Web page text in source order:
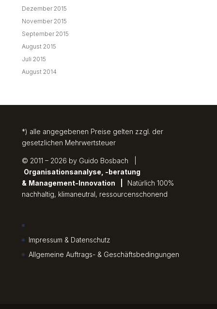
Dezember 2015
November 2015
September 2015
August 2015
Juli 2015
August 2014
*) alle angegebenen Preise gelten zzgl. der
gesetzlichen Mehrwertsteuer
© 2011 – 2026 by Guido Bosbach |
Organisationsanalyse, -beratung
& Management-Innovation
Natürlich 100%
nachhaltig, klimaneutral, ressourcenschonend
Impressum & Datenschutz
Allgemeine Auftrags- & Geschäftsbedingungen